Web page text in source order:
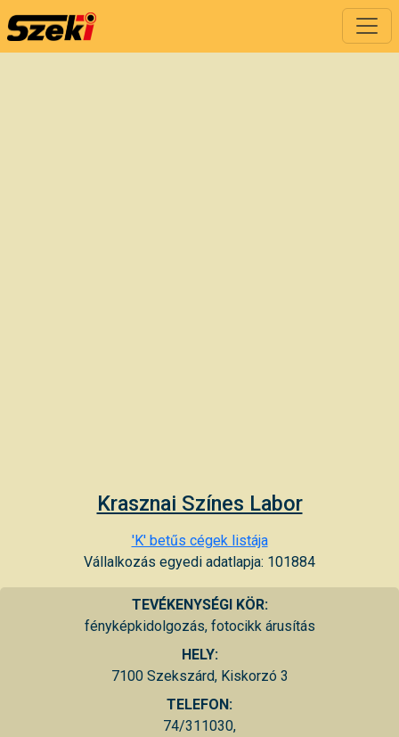
Krasznai Színes Labor
'K' betűs cégek listája
Vállalkozás egyedi adatlapja: 101884
TEVÉKENYSÉGI KÖR:
fényképkidolgozás, fotocikk árusítás
HELY:
7100 Szekszárd, Kiskorzó 3
TELEFON:
74/311030,